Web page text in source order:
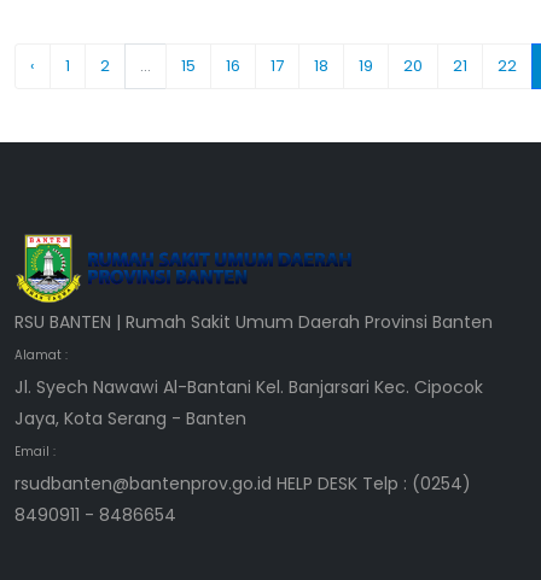
‹ 1 2 ... 15 16 17 18 19 20 21 22
RSU BANTEN | Rumah Sakit Umum Daerah Provinsi Banten
Alamat :
Jl. Syech Nawawi Al-Bantani Kel. Banjarsari Kec. Cipocok
Jaya, Kota Serang - Banten
Email :
rsudbanten@bantenprov.go.id HELP DESK Telp : (0254)
8490911 - 8486654